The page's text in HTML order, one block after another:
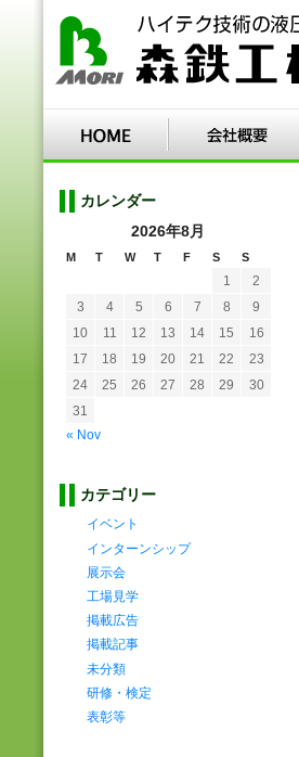
カレンダー
2026年8月
M T W T F S S
« Nov
1
2
3
4 5 6 7 8
9
10
11 12 13 14 15
16
17
18 19 20 21 22
23
24
25 26 27 28 29
30
31
カテゴリー
イベント
インターンシップ
展示会
工場見学
掲載広告
掲載記事
未分類
研修・検定
表彰等